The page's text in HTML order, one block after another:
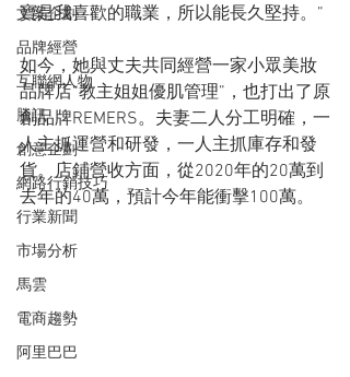
文案企劃
品牌經營
互聯網人物
騰訊
創意企劃
網路行銷技巧
行業新聞
市場分析
馬雲
電商趨勢
阿里巴巴
寶是我喜歡的職業，所以能長久堅持。”
如今，她與丈夫共同經營一家小眾美妝
品牌店“教主姐姐優肌管理”，也打出了原
創品牌REMERS。夫妻二人分工明確，一
人主抓運營和研發，一人主抓庫存和發
貨。店鋪營收方面，從2020年的20萬到
去年的40萬，預計今年能衝擊100萬。